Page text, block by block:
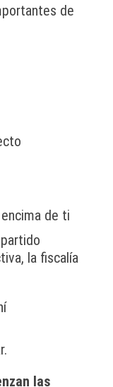
de
de ti
la fiscalía
las